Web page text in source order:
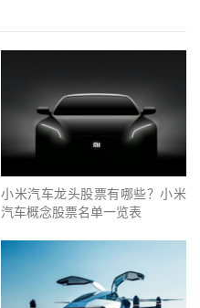
小米汽车龙头股票有哪些？小米
汽车概念股票名单一览表